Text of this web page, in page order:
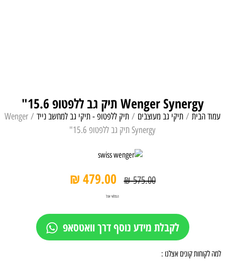
Wenger Synergy תיק גב ללפטופ 15.6"
עמוד הבית / תיקי גב מעוצבים / תיק ללפטופ - תיקי גב למחשב נייד
/ Wenger
Synergy תיק גב ללפטופ 15.6"
₪575.00
₪479.00
המלאי אזל
לקבלת מידע נוסף דרך וואטסאפ
למה לקוחות קונים אצלנו :